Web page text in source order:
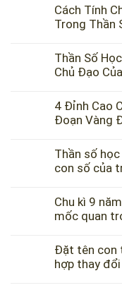
Cách Tính
Trong Thần
Thần Số
Chủ Đạo
4 Đỉnh Cao
Đoạn Vàng
Thần số
con số của
Chu kì 9
mốc quan
Đặt tên con
hợp thay